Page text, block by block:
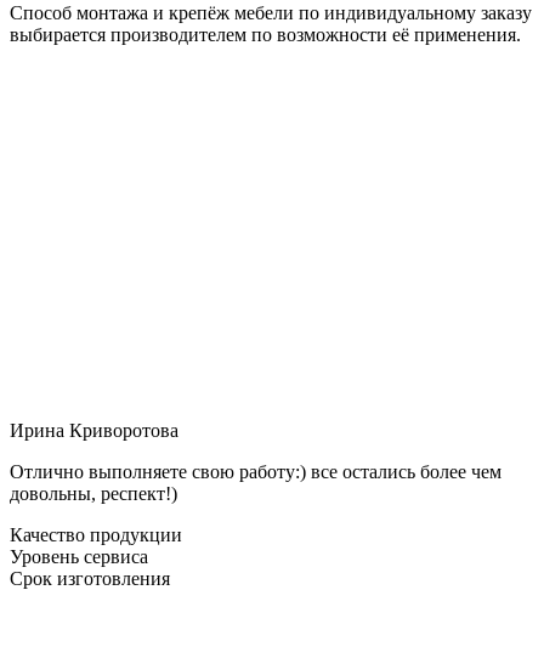
Способ монтажа и крепёж мебели по индивидуальному заказу
выбирается производителем по возможности её применения.
Ирина Криворотова
Отлично выполняете свою работу:) все остались более чем
довольны, респект!)
Качество продукции
Уровень сервиса
Срок изготовления